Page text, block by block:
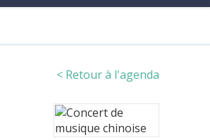
< Retour à l'agenda